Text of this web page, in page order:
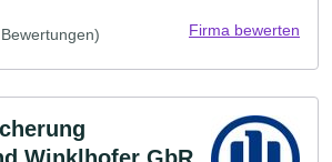
Firma bewerten